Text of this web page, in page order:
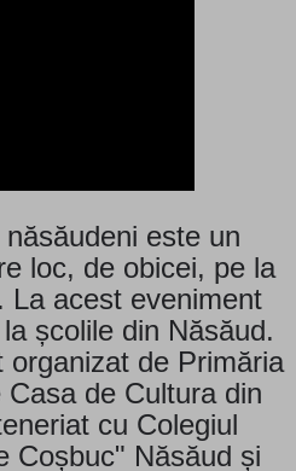
este un
loc, de obicei, pe la
La acest eveniment
școlile din Năsăud.
organizat de Primăria
de Cultura din
cu Colegiul
Coșbuc" Năsăud și